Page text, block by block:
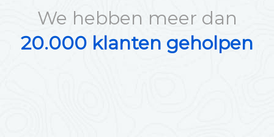
We hebben meer dan
20.000 klanten geholpen